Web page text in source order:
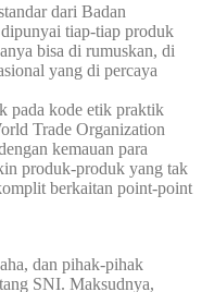
dari Badan
tiap-tiap produk
bisa di rumuskan, di
yang di percaya
pada kode etik praktik
Trade Organization
kemauan para
produk-produk yang tak
berkaitan point-point
dan pihak-pihak
SNI. Maksudnya,